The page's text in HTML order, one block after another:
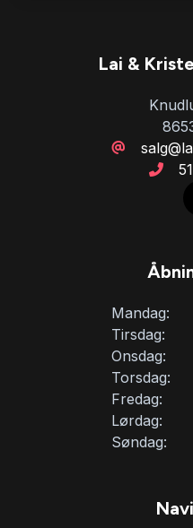
Lai &
Mandag:
Tirsdag:
Onsdag:
Torsdag:
Fredag:
Lørdag:
Søndag: